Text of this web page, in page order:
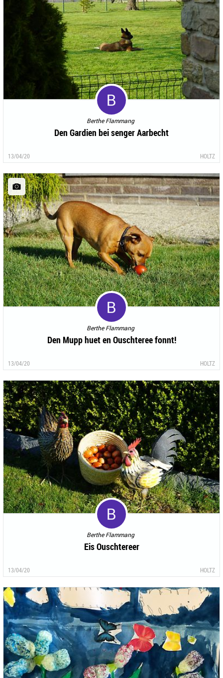
Berthe Flammang
Den Gardien bei senger Aarbecht
13/04/20 HOLTZ
Berthe Flammang
Den Mupp huet en Ouschteree fonnt!
13/04/20 HOLTZ
Berthe Flammang
Eis Ouschtereer
13/04/20 HOLTZ